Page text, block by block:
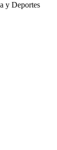
y Deportes